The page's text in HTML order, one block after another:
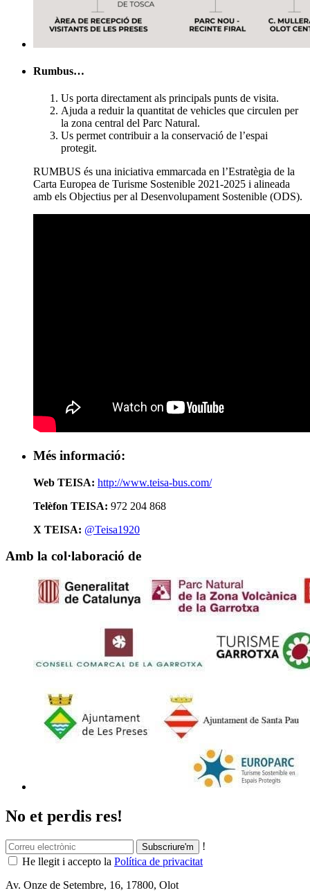
Rumbus…
Us porta directament als principals punts de visita.
Ajuda a reduir la quantitat de vehicles que circulen per
la zona central del Parc Natural.
Us permet contribuir a la conservació de l’espai
protegit.
RUMBUS és una iniciativa emmarcada en l’Estratègia de la
Carta Europea de Turisme Sostenible 2021-2025 i alineada
amb els Objectius per al Desenvolupament Sostenible (ODS).
Més informació:
Web TEISA: http://www.teisa-bus.com/
Telèfon TEISA: 972 204 868
X TEISA: @Teisa1920
Amb la col·laboració de
No et perdis res!
!
He llegit i accepto la Política de privacitat
Av. Onze de Setembre, 16, 17800, Olot